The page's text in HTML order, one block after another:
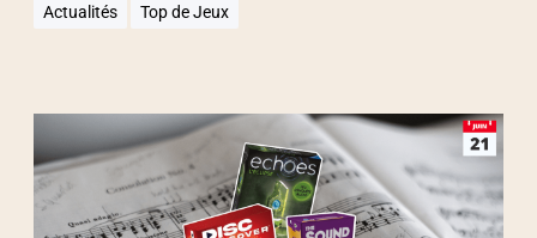
Actualités Top de Jeux